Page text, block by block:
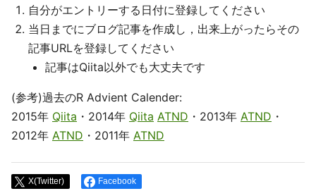
自分がエントリーする日付に登録してください
当日までにブログ記事を作成し，出来上がったらその
記事URLを登録してください
記事はQiita以外でも大丈夫です
(参考)過去のR Advient Calender:
2015年 Qiita ・2014年 Qiita ATND ・2013年 ATND ・
2012年 ATND ・2011年 ATND
X(Twitter) Facebook